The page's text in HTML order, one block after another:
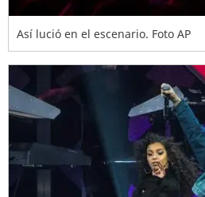
Así lució en el escenario. Foto AP